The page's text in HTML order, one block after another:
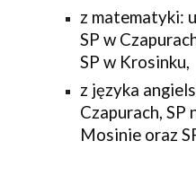
z matematyki:
SP w
SP w Krosinku,
z języka
Czapurach, SP
Mosinie oraz